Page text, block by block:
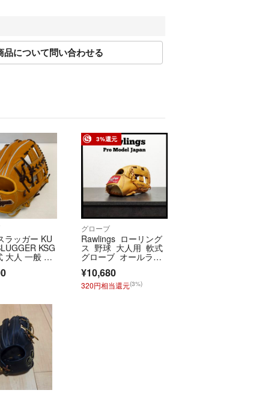
用対応は行なっておりません。
の場合の再送はできかねますのでご了承くだ
しておりますが、万一ご注文の商品と内容が
・傷みなど品質上の問題があった場合には、
連絡ください。
による返品・交換はお受けできません。
へ返送となります。その場合、商品の再配
しかねます。予めご了承ください。
録番号
式会社
県公安委員会
号
＝＝＝
マ公式パートナーのブックオフ福岡株式会
品について問い合わせる
ラッガー KU
KSG
大人 一般 内
ローブ グラ
タグ付き グ
3%還元
グローブ
Rawlings ローリング
ス 野球 大人用 軟式
グローブ オールラウ
ンド向け
¥10,680
320円相当還元(3%)